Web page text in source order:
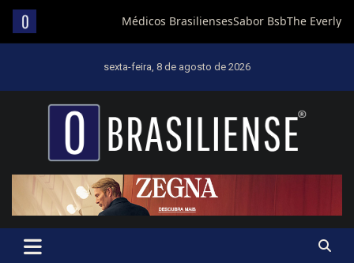
sexta-feira, 8 de agosto de 2026
Um diário de notícias que trabalha por Brasília